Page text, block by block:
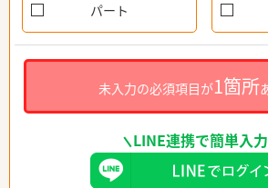
パート
未入力の必須項目が1箇所
LINE連携で簡単入力